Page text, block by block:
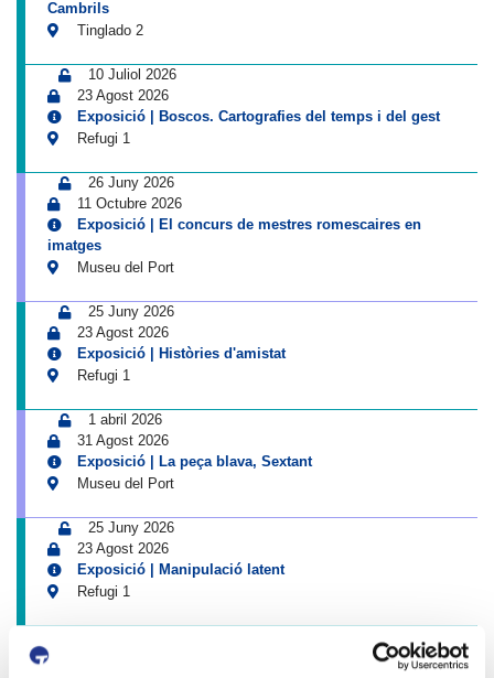
Cambrils
Tinglado 2
10 Juliol 2026
23 Agost 2026
Exposició | Boscos. Cartografies del temps i del gest
Refugi 1
26 Juny 2026
11 Octubre 2026
Exposició | El concurs de mestres romescaires en
imatges
Museu del Port
25 Juny 2026
23 Agost 2026
Exposició | Històries d'amistat
Refugi 1
1 abril 2026
31 Agost 2026
Exposició | La peça blava, Sextant
Museu del Port
25 Juny 2026
23 Agost 2026
Exposició | Manipulació latent
Refugi 1